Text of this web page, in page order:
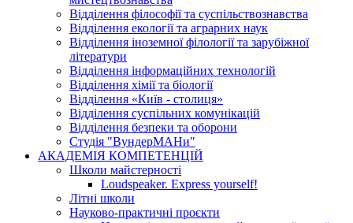
Відділення філософії та суспільствознавства
Відділення екології та аграрних наук
Відділення іноземної філології та зарубіжної
літератури
Відділення інформаційних технологій
Відділення хімії та біології
Відділення «Київ - столиця»
Відділення суспільних комунікацій
Відділення безпеки та оборони
Студія "ВундерМАНи"
АКАДЕМІЯ КОМПЕТЕНЦІЙ
Школи майстерності
Loudspeaker. Express yourself!
Літні школи
Науково-практичні проєкти